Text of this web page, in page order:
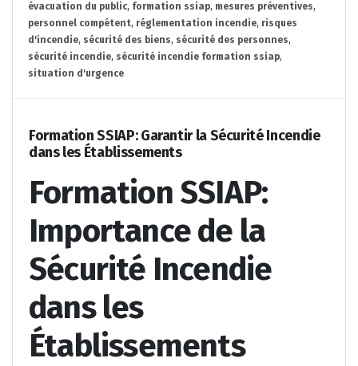
évacuation du public, formation ssiap, mesures préventives,
personnel compétent, réglementation incendie, risques
d'incendie, sécurité des biens, sécurité des personnes,
sécurité incendie, sécurité incendie formation ssiap,
situation d'urgence
Formation SSIAP: Garantir la Sécurité Incendie
dans les Établissements
Formation SSIAP:
Importance de la
Sécurité Incendie
dans les
Établissements